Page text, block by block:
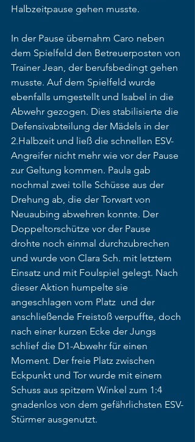
Halbzeitpause gehen musste.
In der Pause übernahm Caro neben
dem Spielfeld den Betreuerposten von
Trainer Jean, der berufsbedingt gehen
musste. Auf dem Spielfeld wurde
ebenfalls umgestellt und Isabel in die
Abwehr gezogen. Dies stabilisierte die
Defensivabteilung der Mädels in der
2.Halbzeit und ließ die schnellen ESV-
Angreifer nicht mehr wie vor der Pause
zur Geltung kommen. Paula gab
nochmal zwei tolle Schüsse aus der
Drehung ab, die der Torwart von
Neuaubing abwehren konnte. Der
Doppeltorschütze vor der Pause
drohte noch einmal durchzubrechen
und wurde von Clara Sch. mit letztem
Einsatz und mit Foulspiel gelegt. Nach
dieser Aktion humpelte sie
angeschlagen vom Platz  und der
anschließende Freistoß verpuffte, doch
nach einer kurzen Ecke der Jungs
schlief die D1-Abwehr für einen
Moment. Der freie Platz zwischen
Eckpunkt und Tor wurde mit einem
Schuss aus spitzem Winkel zum 1:4
gnadenlos von dem gefährlichsten ESV-
Stürmer ausgenutzt.